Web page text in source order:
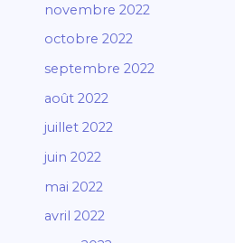
novembre 2022
octobre 2022
septembre 2022
août 2022
juillet 2022
juin 2022
mai 2022
avril 2022